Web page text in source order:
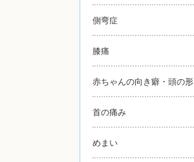
側弯症
膝痛
赤ちゃんの向き癖・頭の形
首の痛み
めまい